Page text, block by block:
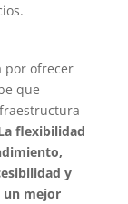
por ofrecer
que
flexibilidad
y
un mejor